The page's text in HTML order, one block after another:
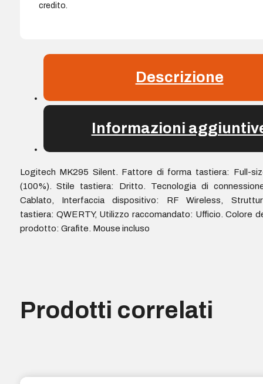
credito.
Descrizione
Informazioni
Logitech MK295 Silent. Fattore di forma tastiera: Full-
(100%). Stile tastiera: Dritto. Tecnologia di
Cablato, Interfaccia dispositivo: RF Wireless,
tastiera: QWERTY, Utilizzo raccomandato: Ufficio. Colore
prodotto: Grafite. Mouse incluso
Prodotti correlati